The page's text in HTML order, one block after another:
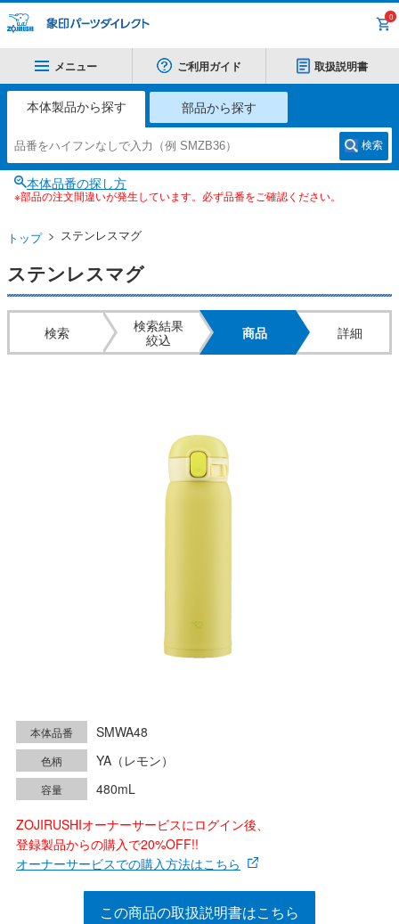
0
メニュー ご利用ガイド 取扱説明書
本体製品から探す 部品から探す
検索
本体品番の探し方
※部品の注文間違いが発生しています。必ず品番をご確認ください。
トップ ステンレスマグ
ステンレスマグ
検索
検索結果
絞込
商品 詳細
本体品番 SMWA48
色柄 YA（レモン）
容量
480mL
ZOJIRUSHIオーナーサービスにログイン後、
登録製品からの購入で20%OFF!!
オーナーサービスでの購入方法はこちら
この商品の取扱説明書はこちら